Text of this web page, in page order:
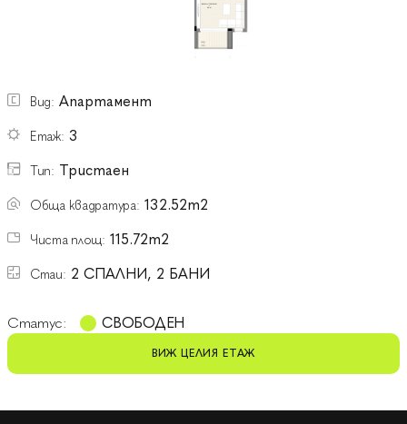
Вид: Апартамент
Етаж: 3
Тип: Тристаен
Обща квадратура: 132.52m2
Чиста площ: 115.72m2
Стаи: 2 СПАЛНИ, 2 БАНИ
Статус: СВОБОДЕН
ВИЖ ЦЕЛИЯ ЕТАЖ